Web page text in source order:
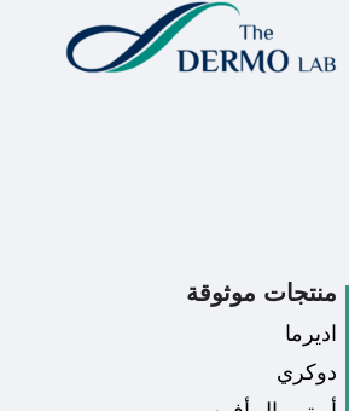
منتجات موثوقة
اديرما
دوكري